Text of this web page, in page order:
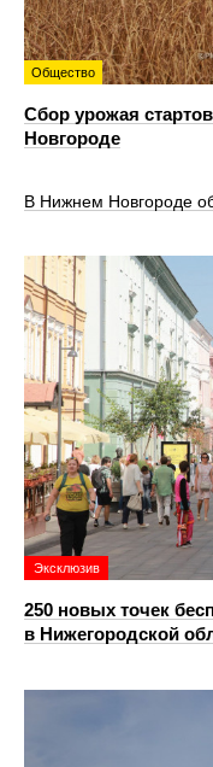
Общество
Сбор урожая
Новгороде
В Нижнем Новгороде
Эксклюзив
250 новых точек
в Нижегородской